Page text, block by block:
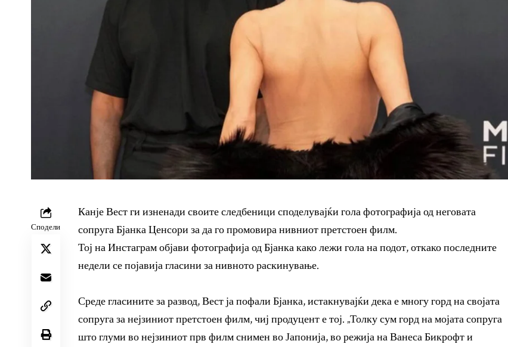
Сподели
Канје Вест ги изненади своите следбеници споделувајќи гола фотографија од неговата
сопруга Бјанка Ценсори за да го промовира нивниот претстоен филм.
Тој на Инстаграм објави фотографија од Бјанка како лежи гола на подот, откако последните
недели се појавија гласини за нивното раскинување.
Среде гласините за развод, Вест ја пофали Бјанка, истакнувајќи дека е многу горд на својата
сопруга за нејзиниот претстоен филм, чиј продуцент е тој. „Толку сум горд на мојата сопруга
што глуми во нејзиниот прв филм снимен во Јапонија, во режија на Ванеса Бикрофт и